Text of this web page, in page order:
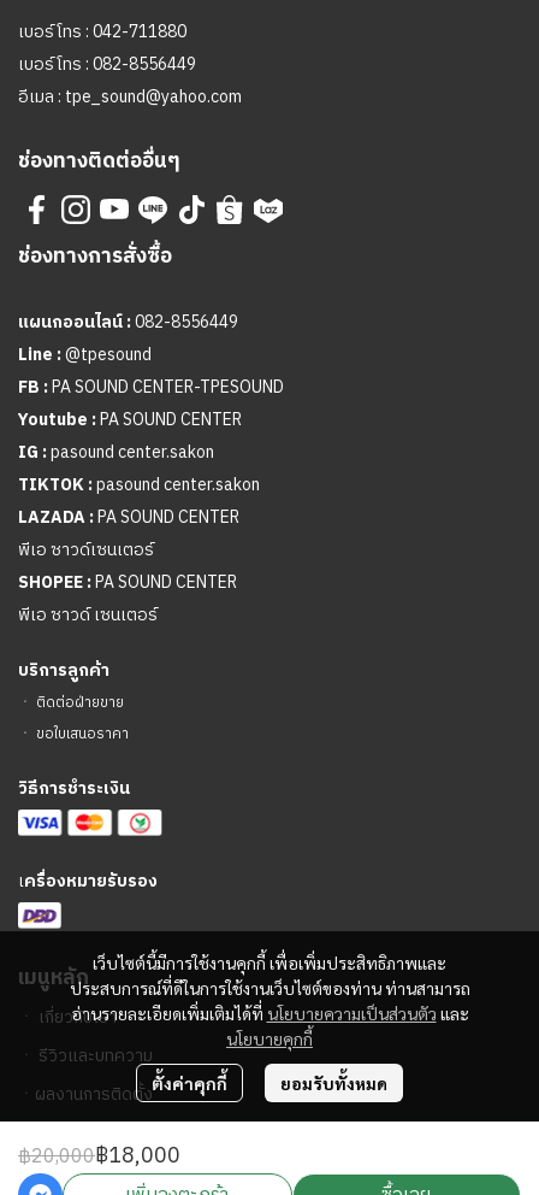
฿20,000฿18,000
เว็บไซต์นี้มีการใช้งานคุกกี้ เพื่อเพิ่มประสิทธิภาพและ
ประสบการณ์ที่ดีในการใช้งานเว็บไซต์ของท่าน ท่านสามารถ
อ่านรายละเอียดเพิ่มเติมได้ที่ นโยบายความเป็นส่วนตัว และ
นโยบายคุกกี้
ตั้งค่าคุกกี้ ยอมรับทั้งหมด
เบอร์โทร :042-711880
เบอร์โทร :082-8556449
อีเมล : tpe_sound@yahoo.com
ช่องทางติดต่ออื่นๆ
ช่องทางการสั่งซื้อ
แผนกออนไลน์ :082-8556449
Line :@tpesound
FB :PA SOUND CENTER-TPESOUND
Youtube :PA SOUND CENTER
IG :pasound center.sakon
TIKTOK :pasound center.sakon
LAZADA :PA SOUND CENTER
พีเอ ซาวด์เซนเตอร์
SHOPEE :PA SOUND CENTER
พีเอ ซาวด์ เซนเตอร์
บริการลูกค้า
ㆍ ติดต่อฝ่ายขาย
ㆍ ขอใบเสนอราคา
วิธีการชำระเงิน
เครื่องหมายรับรอง
เมนูหลัก
ㆍ เกี่ยวกับเรา
ㆍ รีวิวและบทความ
ㆍ ผลงานการติดตั้ง
2023 © PA Sound Center